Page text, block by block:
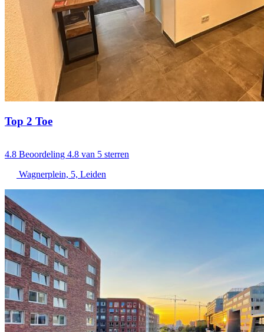
Top 2 Toe
4.8 Beoordeling 4.8 van 5 sterren
Wagnerplein, 5, Leiden